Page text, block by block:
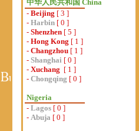
中华人民共和国 China
- Beijing [ 3 ]
- Harbin [ 0 ]
- Shenzhen [ 5 ]
- Hong Kong [ 1 ]
- Changzhou [ 1 ]
- Shanghai [ 0 ]
- Xuchang [ 1 ]
- Chongqing [ 0 ]
Nigeria
- Lagos [ 0 ]
- Abuja [ 0 ]